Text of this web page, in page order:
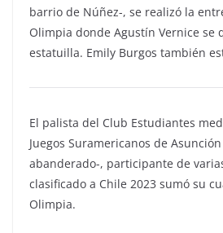
barrio de Núñez-, se realizó la
Olimpia donde Agustín Vernice se
estatuilla. Emily Burgos también
El palista del Club Estudiantes
Juegos Suramericanos de
abanderado-, participante de
clasificado a Chile 2023 sumó su
Olimpia.